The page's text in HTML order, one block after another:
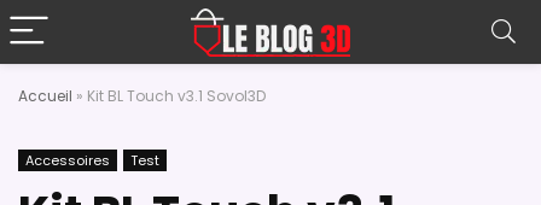
Accueil » Kit BL Touch v3.1 Sovol3D
Accessoires Test